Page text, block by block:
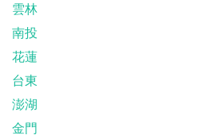
雲林
南投
花蓮
台東
澎湖
金門